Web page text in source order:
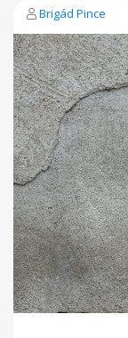
Brigád Pince